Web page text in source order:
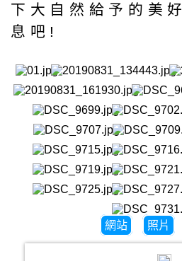
下大自然給予的美
息吧!
網站 照片